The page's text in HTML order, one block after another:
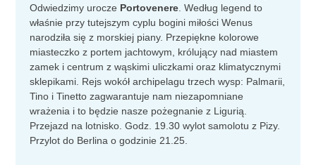
Odwiedzimy urocze Portovenere. Według legend to
właśnie przy tutejszym cyplu bogini miłości Wenus
narodziła się z morskiej piany. Przepiękne kolorowe
miasteczko z portem jachtowym, królujący nad miastem
zamek i centrum z wąskimi uliczkami oraz klimatycznymi
sklepikami. Rejs wokół archipelagu trzech wysp: Palmarii,
Tino i Tinetto zagwarantuje nam niezapomniane
wrażenia i to będzie nasze pożegnanie z Ligurią.
Przejazd na lotnisko. Godz. 19.30 wylot samolotu z Pizy.
Przylot do Berlina o godzinie 21.25.